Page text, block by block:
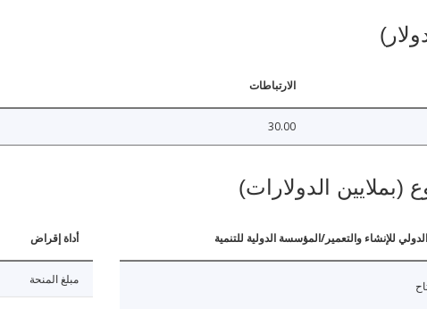
الارتباطات
30.00
(بملايين الدولارات)
للإنشاء والتعمير/المؤسسة الدولية للتنمية أداة إقراض
مبلغ المنحة